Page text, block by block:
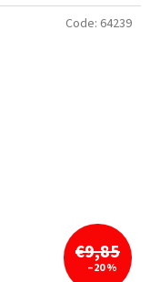
€9,85
–20 %
Code: 64239